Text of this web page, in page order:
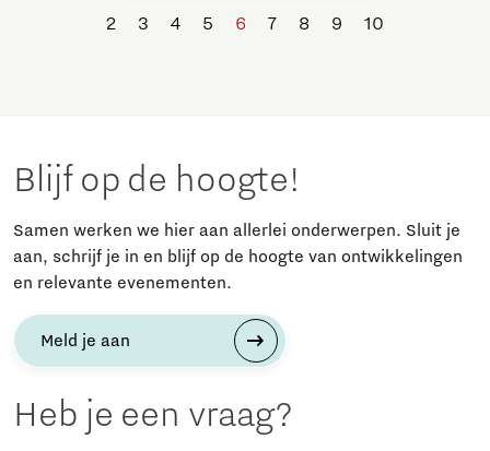
2 3 4 5 6 7 8 9 10
Blijf op de hoogte!
Samen werken we hier aan allerlei onderwerpen. Sluit je
aan, schrijf je in en blijf op de hoogte van ontwikkelingen
en relevante evenementen.
Meld je aan
Heb je een vraag?